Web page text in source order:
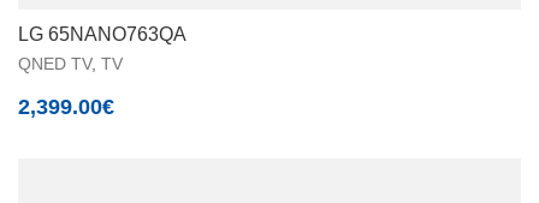
LG 65NANO763QA
QNED TV, TV
2,399.00€